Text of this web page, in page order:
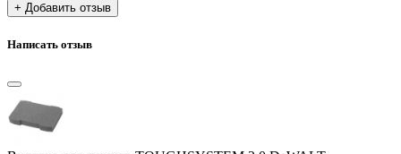
+ Добавить отзыв
Написать отзыв